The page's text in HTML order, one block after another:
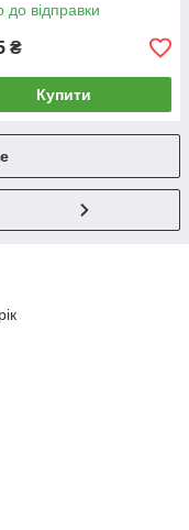
до відправки
₴
Купити